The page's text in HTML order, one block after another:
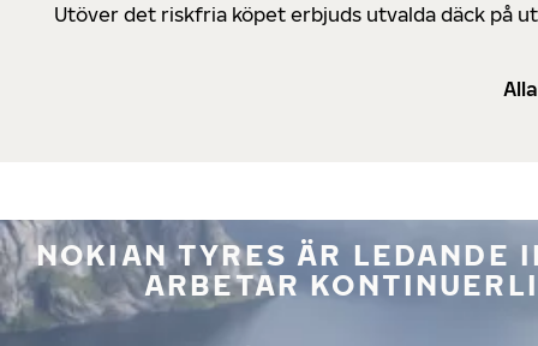
Utöver det riskfria köpet erbjuds utvalda däck på
NOKIAN TYRES ÄR LEDANDE
ARBETAR